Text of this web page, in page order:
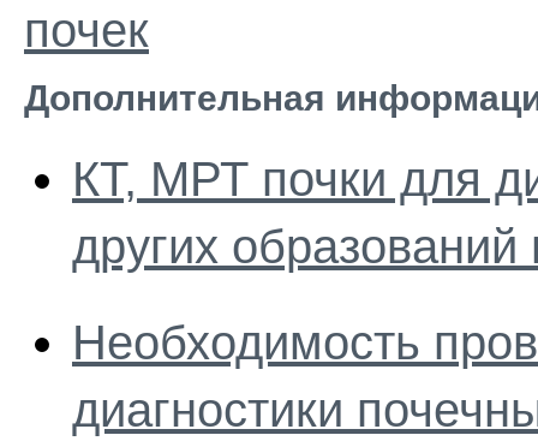
почек
Дополнительная
КТ, МРТ почки для
других образований
Необходимость
диагностики